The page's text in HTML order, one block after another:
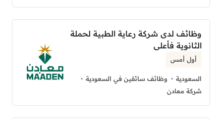
وظائف لدى شركة رعاية الطبية لحملة
الثانوية فأعلى
أول أمس
السعودية
وظائف سائقين في السعودية
شركة معادن